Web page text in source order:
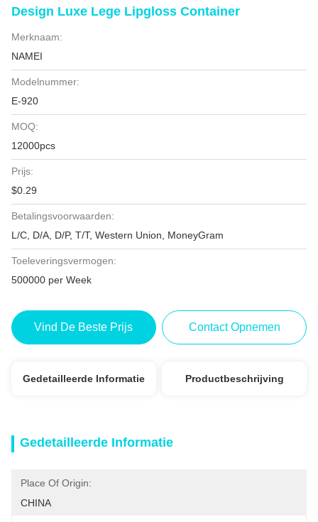
Design Luxe Lege Lipgloss Container
Merknaam:
NAMEI
Modelnummer:
E-920
MOQ:
12000pcs
Prijs:
$0.29
Betalingsvoorwaarden:
L/C, D/A, D/P, T/T, Western Union, MoneyGram
Toeleveringsvermogen:
500000 per Week
Vind De Beste Prijs Contact Opnemen
Gedetailleerde Informatie Productbeschrijving
Gedetailleerde Informatie
Place Of Origin:
CHINA